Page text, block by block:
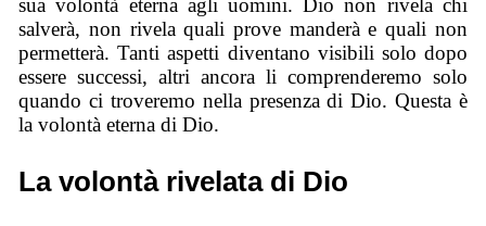
sua volontà eterna agli uomini. Dio non rivela chi
salverà, non rivela quali prove manderà e quali non
permetterà. Tanti aspetti diventano visibili solo dopo
essere successi, altri ancora li comprenderemo solo
quando ci troveremo nella presenza di Dio. Questa è
la volontà eterna di Dio.
La volontà rivelata di Dio